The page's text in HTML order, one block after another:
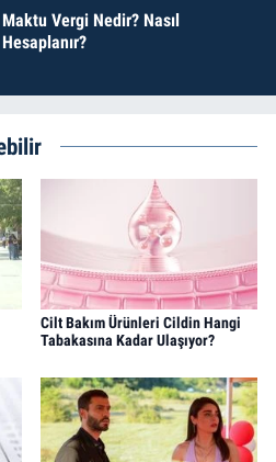
Maktu Vergi Nedir? Nasıl
Hesaplanır?
Cilt Bakım Ürünleri Cildin Hangi
Tabakasına Kadar Ulaşıyor?